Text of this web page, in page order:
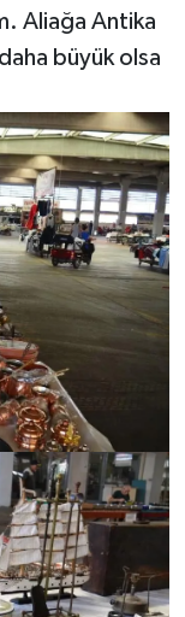
Aliağa Antika
büyük olsa